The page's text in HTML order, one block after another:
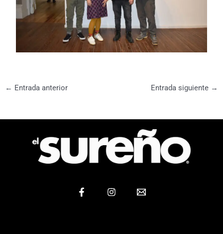
← Entrada anterior Entrada siguiente →